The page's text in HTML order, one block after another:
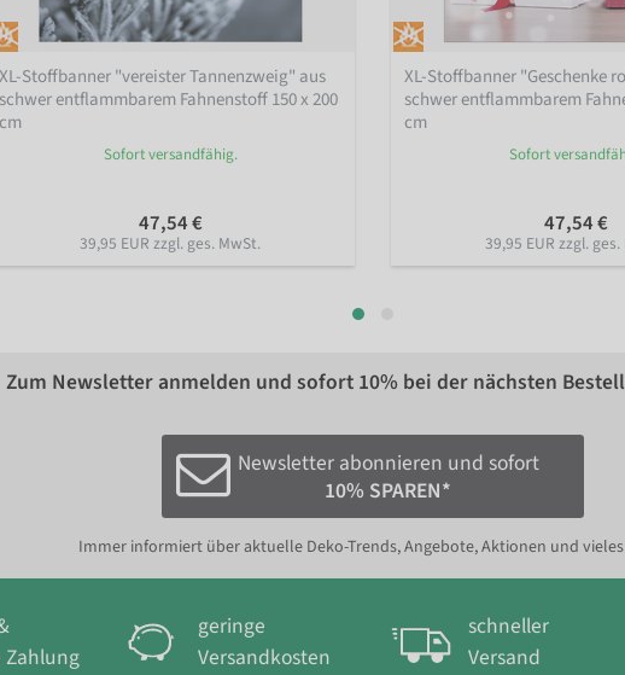
XL-Stoffbanner "vereister Tannenzweig" aus
schwer entflammbarem Fahnenstoff 150 x 200
cm
Sofort versandfähig.
47,54 €
39,95 EUR zzgl. ges. MwSt.
XL-Stoffbanner "Geschenke
schwer entflammbarem
cm
Sofort
47,54 €
39,95 EUR zzgl.
Zum Newsletter anmelden und sofort 10% bei der nächsten
Newsletter abonnieren und sofort
10% SPAREN*
Immer informiert über aktuelle Deko-Trends, Angebote, Aktionen und
Zahlung
geringe
Versandkosten
schneller
Versand